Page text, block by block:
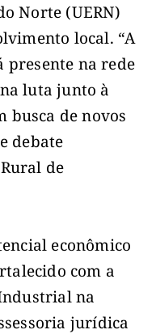
Norte (UERN)
local. “A
presente na rede
luta junto à
busca de novos
debate
de
econômico
com a
na
jurídica